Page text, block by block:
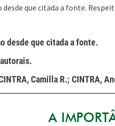
que citada a fonte.
desde que citada a fonte.
Camilla R.; CINTRA,